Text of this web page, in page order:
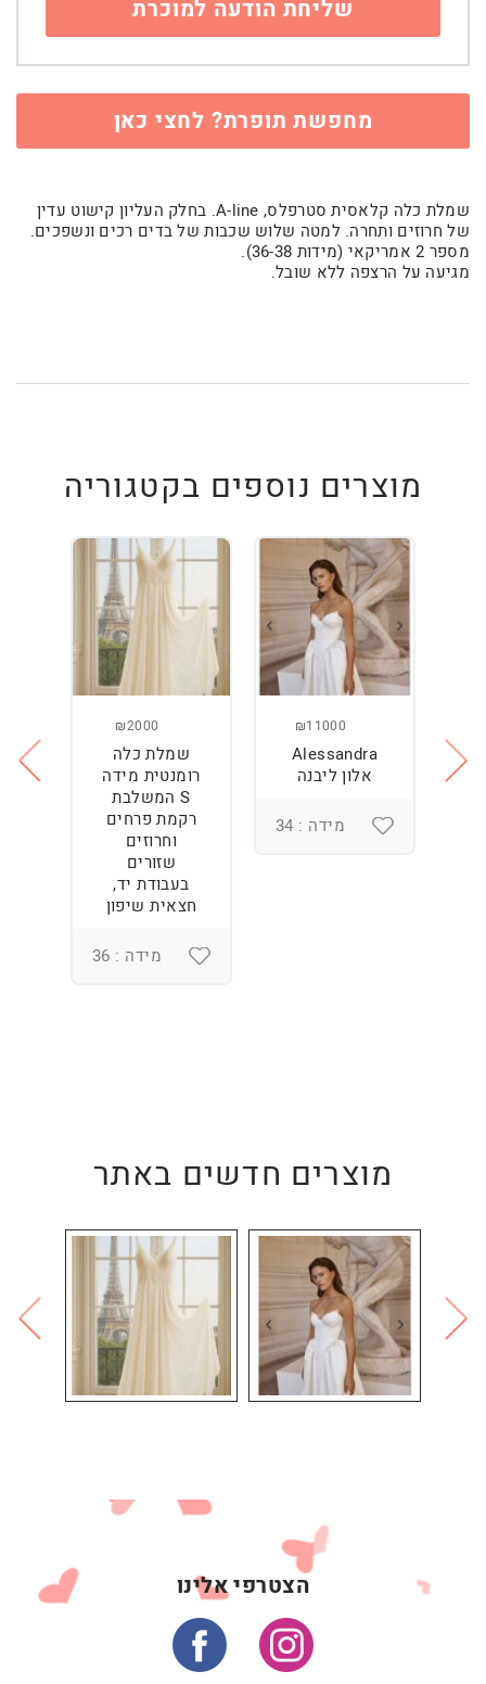
מחפשת תופרת? לחצי כאן
שמלת כלה קלאסית סטרפלס, A-line. בחלק העליון קישוט עדין
של חרוזים ותחרה. למטה שלוש שכבות של בדים רכים ונשפכים.
מספר 2 אמריקאי (מידות 36-38).
מגיעה על הרצפה ללא שובל.
מוצרים נוספים בקטגוריה
₪11000
Alessandra
אלון ליבנה
מידה : 34
₪2000
שמלת כלה
רומנטית מידה
S המשלבת
רקמת פרחים
וחרוזים
שזורים
בעבודת יד,
חצאית שיפון
מידה : 36
מוצרים חדשים באתר
הצטרפי אלינו